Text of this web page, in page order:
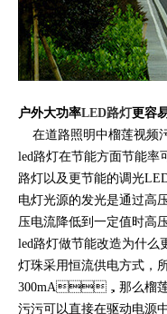
户外大功率LED路灯更容
在道路照明中榴莲视频污
led路灯在节能方面节能率
路灯以及更节能的调光LED
电灯光源的发光是通过高
压电流降低到一定值时高压
led路灯做节能改造为什么更
灯珠采用恒流供电方式
300mA，那么榴莲视
污污可以直接在驱动电源中